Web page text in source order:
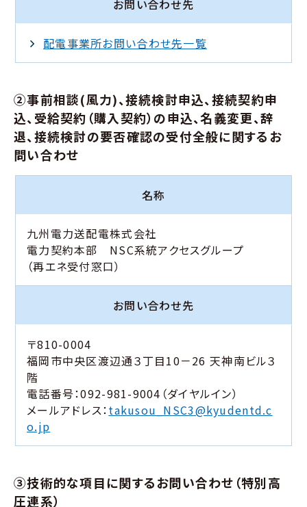
お問い合わせ先
配電事業所お問い合わせ先一覧
②事前相談(風力)、接続検討申込、接続契約申
込、受給契約（購入契約）の申込、名義変更、辞
退、接続検討の要否確認の受付全般に関するお
問い合わせ
名称
九州電力送配電株式会社
電力契約本部 NSC系統アクセスグループ
（再エネ受付窓口）
お問い合わせ先
〒810-0004
福岡市中央区渡辺通３丁目10－26 天神南ビル３
階
電話番号：092-981-9004（ダイヤルイン）
メールアドレス：takusou_NSC3@kyudentd.c
o.jp
③技術的な項目に関するお問い合わせ（特別高
圧連系）